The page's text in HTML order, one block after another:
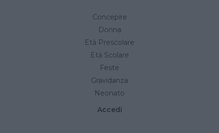
Concepire
Donna
Età Prescolare
Età Scolare
Feste
Gravidanza
Neonato
Accedi